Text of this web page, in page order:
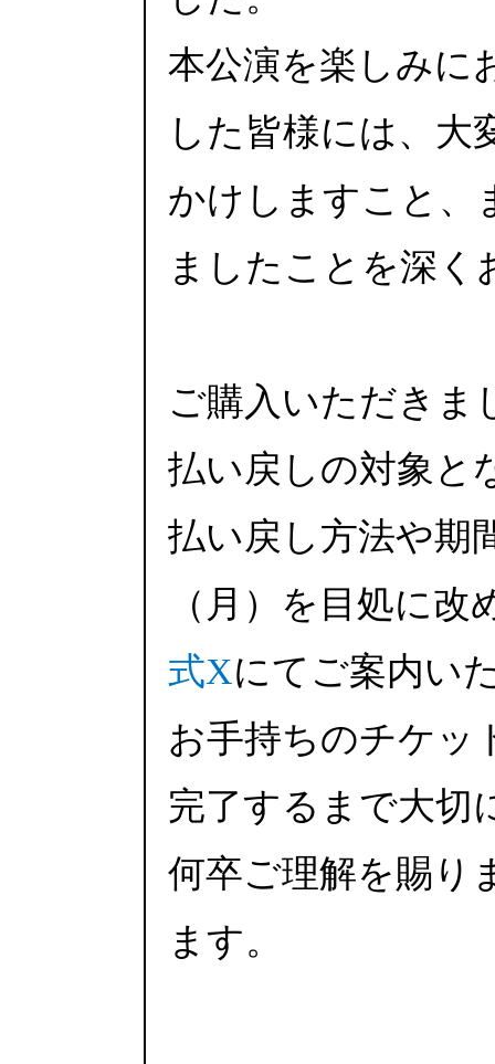
本公演を楽しみに
した皆様には、大
かけしますこと、
ましたことを深く
ご購入いただきま
払い戻しの対象と
払い戻し方法や期
（月）を目処に改
式Xにてご案内い
お手持ちのチケッ
完了するまで大切
何卒ご理解を賜り
ます。